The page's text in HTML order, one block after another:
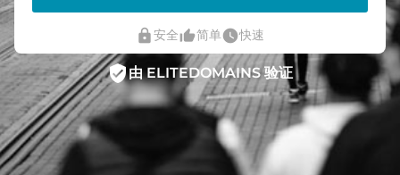
lock安全thumb_up_alt简单watch_later快速
verified_user由 ELITEDOMAINS 验证